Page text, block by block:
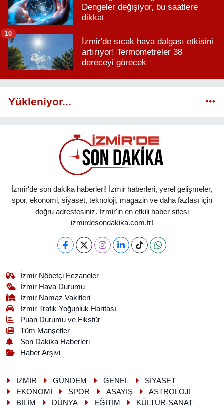
Dengeler değişiyor, bu saatlere
dikkat
İzmir'de sıcak hava dalgası etkisini
artırıyor! Termometreler 38
dereceyi görecek
10
Yükleniyor...
İzmir'de son dakika haberleri! İzmir haberleri, yerel gelişmeler,
spor, ekonomi, siyaset, teknoloji, magazin ve daha fazlası için
doğru adrestesiniz. İzmir'in en etkili haber sitesi
izmirdesondakika.com.tr!
İzmir Nöbetçi Eczaneler
İzmir Hava Durumu
İzmir Namaz Vakitleri
İzmir Trafik Yoğunluk Haritası
Puan Durumu ve Fikstür
Tüm Manşetler
Son Dakika Haberleri
Haber Arşivi
İZMİR GÜNDEM GENEL
SİYASET
EKONOMİ
SPOR ASAYİŞ
ASTROLOJİ
BİLİM
DÜNYA EĞİTİM KÜLTÜR-SANAT